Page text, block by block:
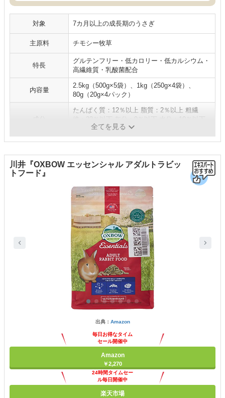
対象 7カ月以上の成長期のうさぎ
主原料 チモシー牧草
特長
グルテンフリー・低カロリー・低カルシウム・
高繊維質・乳酸菌配合
内容量
2.5kg（500g×5袋）、1kg（250g×4袋）、
80g（20g×4パック）
たんぱく質：12％以上 脂質：2％以上 粗繊
カルシウム：0.6%以上ほか
全てを見る
川井『OXBOW エッセンシャル アダルトラビッ
トフード』
出典： Amazon
毎日お得なタイム
セール開催中
Amazon
￥2,270
24時間タイムセー
ル毎日開催中
楽天市場